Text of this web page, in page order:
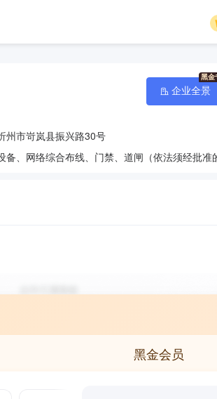
州市岢岚县振兴路30号
企业全景
黑金会员